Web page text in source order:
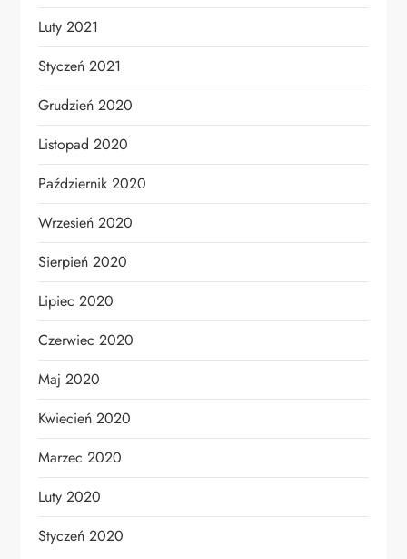
Luty 2021
Styczeń 2021
Grudzień 2020
Listopad 2020
Październik 2020
Wrzesień 2020
Sierpień 2020
Lipiec 2020
Czerwiec 2020
Maj 2020
Kwiecień 2020
Marzec 2020
Luty 2020
Styczeń 2020